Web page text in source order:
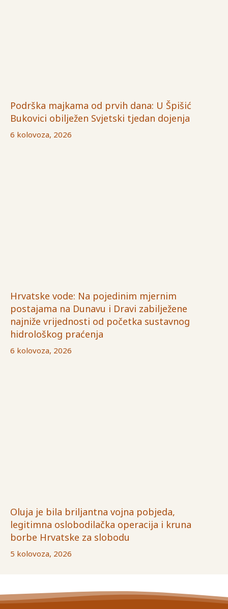
Podrška majkama od prvih dana: U Špišić
Bukovici obilježen Svjetski tjedan dojenja
6 kolovoza, 2026
Hrvatske vode: Na pojedinim mjernim
postajama na Dunavu i Dravi zabilježene
najniže vrijednosti od početka sustavnog
hidrološkog praćenja
6 kolovoza, 2026
Oluja je bila briljantna vojna pobjeda,
legitimna oslobodilačka operacija i kruna
borbe Hrvatske za slobodu
5 kolovoza, 2026